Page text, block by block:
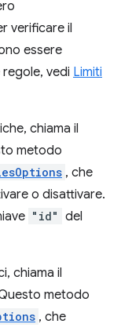
verificare il
essere
vedi Limiti
chiama il
metodo
, che
o disattivare.
"id" del
chiama il
metodo
, che